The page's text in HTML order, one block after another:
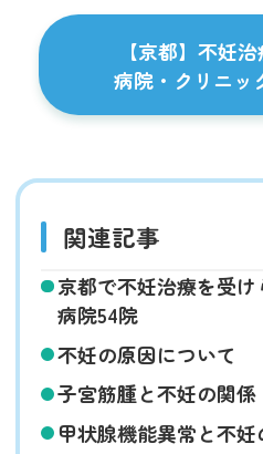
【京都】不妊
病院・クリニッ
関連記事
京都で不妊治療を受け
病院54院
不妊の原因について
子宮筋腫と不妊の関係
甲状腺機能異常と不